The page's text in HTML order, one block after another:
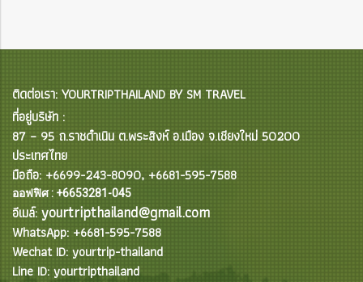
ติดต่อเรา: YOURTRIPTHAILAND BY SM TRAVEL
ที่อยู่บริษัท :
87 – 95 ถ.ราชดำเนิน ต.พระสิงห์ อ.เมือง จ.เชียงใหม่ 50200
ประเทศไทย
มือถือ: +6699-243-8090, +6681-595-7588
ออฟฟิศ : +6653281-045
อีเมล์: yourtripthailand@gmail.com
WhatsApp: +6681-595-7588
Wechat ID: yourtrip-thailand
Line ID: yourtripthailand